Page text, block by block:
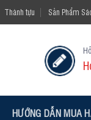
Thành tựu Sản Phẩm
HƯỚNG DẪN MUA